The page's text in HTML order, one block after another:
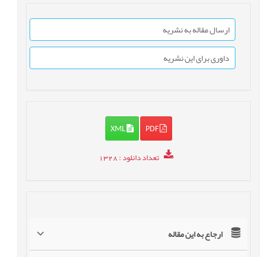
ارسال مقاله به نشریه
داوری برای این نشریه
PDF
XML
تعداد دانلود: 1328
ارجاع به این مقاله